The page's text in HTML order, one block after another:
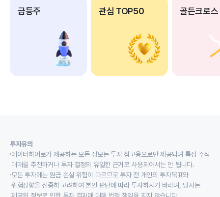
급등주 관심 TOP50 골든크로스
투자유의
데이터히어로가 제공하는 모든 정보는 투자 참고용으로만 제공되며 특정 주식
매매를 추천하거나 투자 결정의 유일한 근거로 사용되어서는 안 됩니다.
모든 투자에는 원금 손실 위험이 따르므로 투자 전 개인의 투자목표와
위험성향을 신중히 고려하여 본인 판단에 따라 투자하시기 바라며, 당사는